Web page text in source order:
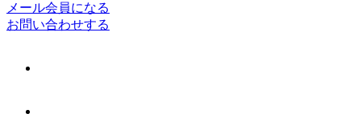
メール会員になる
お問い合わせする